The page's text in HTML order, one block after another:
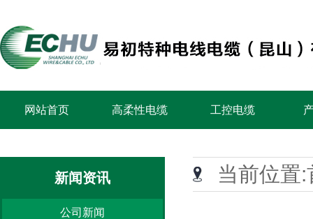
网站首页 高柔性电缆 工控电缆
新闻资讯
公司新闻
当前位置: